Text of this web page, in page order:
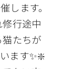
します。
行途中
たちが
ます✨❇️